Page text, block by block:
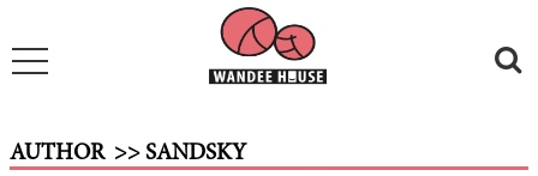
AUTHOR >> SANDSKY